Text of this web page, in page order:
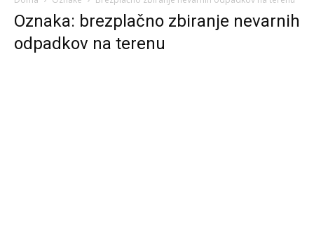
Glasnik
Oznaka: brezplačno zbiranje nevarnih
odpadkov na terenu